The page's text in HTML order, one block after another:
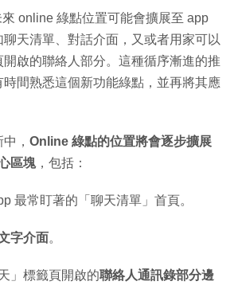
online 綠點位置可能會擴展至 app
天清單、對話介面，又或者用家可以
啟的聯絡人部分。這種循序漸進的推
間熟悉這個新功能綠點，並再將其應
， Online 綠點的位置將會逐步擴展
區塊 ，包括：
最常盯著的「聊天清單」首頁。
字介面。
」標籤頁開啟的聯絡人通訊錄部分邊